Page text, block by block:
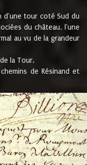
d'une tour coté Sud du
du château, l'une
au vu de la grandeur
la Tour.
de Résinand et